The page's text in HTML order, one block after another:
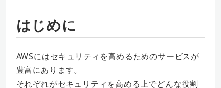
はじめに
AWSにはセキュリティを高めるためのサービスが
豊富にあります。
それぞれがセキュリティを高める上でどんな役割